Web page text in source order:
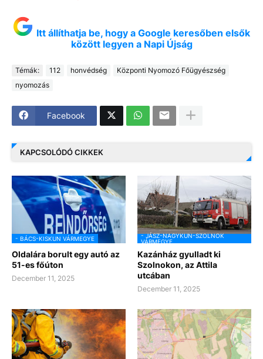
Itt állíthatja be, hogy a Google keresőben elsők
között legyen a Napi Újság
Témák: 112 honvédség
Központi Nyomozó Főügyészség
nyomozás
Facebook
KAPCSOLÓDÓ CIKKEK
- BÁCS-KISKUN VÁRMEGYE
Oldalára borult egy autó az
51-es főúton
December 11, 2025
- JÁSZ-NAGYKUN-SZOLNOK
VÁRMEGYE
Kazánház gyulladt ki
Szolnokon, az Attila
utcában
December 11, 2025